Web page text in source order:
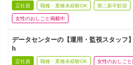
正社員 職種・業種未経験OK 第二新卒歓迎
女性のおしごと掲載中
データセンターの【運用・監視スタッフ
h
正社員 職種・業種未経験OK 女性のおしごと